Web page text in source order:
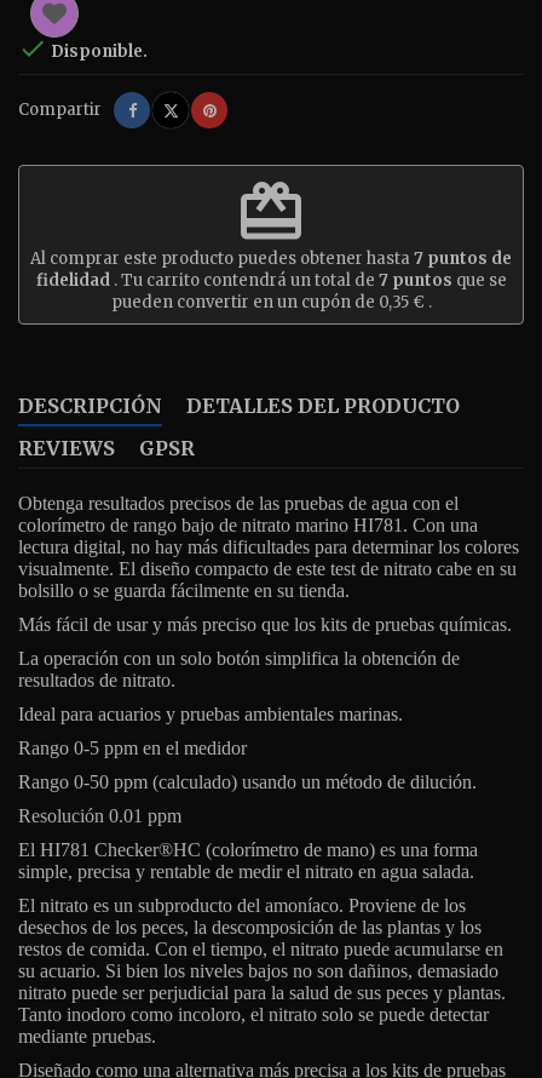
 Disponible.
Compartir Compartir
TuitearPinterest
redeem
Al comprar este producto puedes obtener hasta7 puntos de
fidelidad. Tu carrito contendrá un total de 7puntos que se
pueden convertir en un cupón de 0,35 € .
DESCRIPCIÓN
DETALLES DEL PRODUCTO
REVIEWS
GPSR
Obtenga resultados precisos de las pruebas de agua con el
colorímetro de rango bajo de nitrato marino HI781. Con una
lectura digital, no hay más dificultades para determinar los colores
visualmente. El diseño compacto de este test de nitrato cabe en su
bolsillo o se guarda fácilmente en su tienda.
Más fácil de usar y más preciso que los kits de pruebas químicas.
La operación con un solo botón simplifica la obtención de
resultados de nitrato.
Ideal para acuarios y pruebas ambientales marinas.
Rango 0-5 ppm en el medidor
Rango 0-50 ppm (calculado) usando un método de dilución.
Resolución 0.01 ppm
El HI781 Checker®HC (colorímetro de mano) es una forma
simple, precisa y rentable de medir el nitrato en agua salada.
El nitrato es un subproducto del amoníaco. Proviene de los
desechos de los peces, la descomposición de las plantas y los
restos de comida. Con el tiempo, el nitrato puede acumularse en
su acuario. Si bien los niveles bajos no son dañinos, demasiado
nitrato puede ser perjudicial para la salud de sus peces y plantas.
Tanto inodoro como incoloro, el nitrato solo se puede detectar
mediante pruebas.
Diseñado como una alternativa más precisa a los kits de pruebas